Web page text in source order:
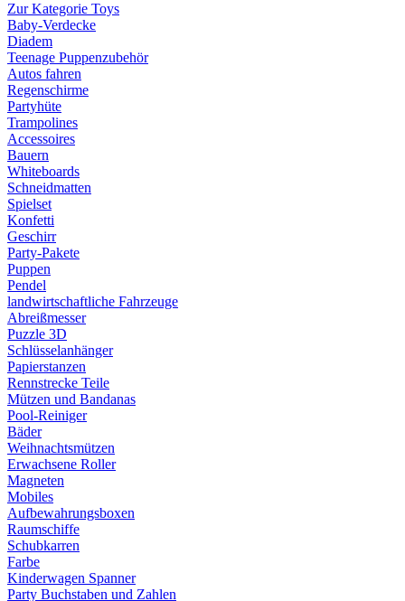
Zur Kategorie Toys
Baby-Verdecke
Diadem
Teenage Puppenzubehör
Autos fahren
Regenschirme
Partyhüte
Trampolines
Accessoires
Bauern
Whiteboards
Schneidmatten
Spielset
Konfetti
Geschirr
Party-Pakete
Puppen
Pendel
landwirtschaftliche Fahrzeuge
Abreißmesser
Puzzle 3D
Schlüsselanhänger
Papierstanzen
Rennstrecke Teile
Mützen und Bandanas
Pool-Reiniger
Bäder
Weihnachtsmützen
Erwachsene Roller
Magneten
Mobiles
Aufbewahrungsboxen
Raumschiffe
Schubkarren
Farbe
Kinderwagen Spanner
Party Buchstaben und Zahlen